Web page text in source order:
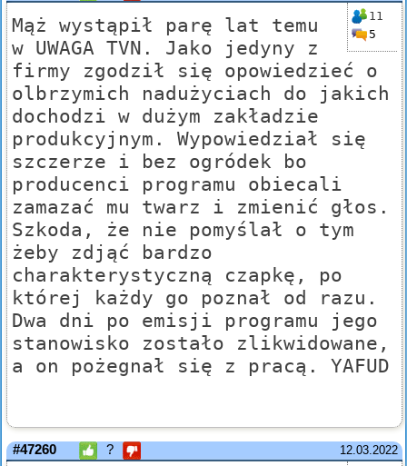
11
5
Mąż wystąpił parę lat temu
w UWAGA TVN. Jako jedyny z
firmy zgodził się opowiedzieć o
olbrzymich nadużyciach do jakich
dochodzi w dużym zakładzie
produkcyjnym. Wypowiedział się
szczerze i bez ogródek bo
producenci programu obiecali
zamazać mu twarz i zmienić głos.
Szkoda, że nie pomyślał o tym
żeby zdjąć bardzo
charakterystyczną czapkę, po
której każdy go poznał od razu.
Dwa dni po emisji programu jego
stanowisko zostało zlikwidowane,
a on pożegnał się z pracą. YAFUD
12.03.2022
#47260 ?